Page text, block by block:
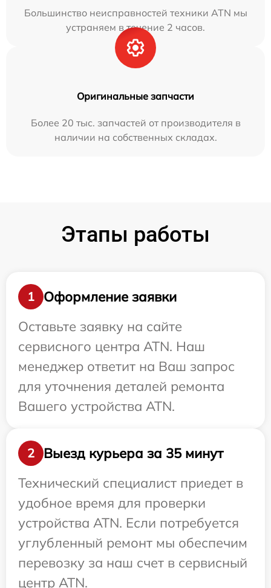
Большинство неисправностей техники ATN мы
устраняем в течение 2 часов.
Оригинальные запчасти
Более 20 тыс. запчастей от производителя в
наличии на собственных складах.
Этапы работы
1
Оформление заявки
Оставьте заявку на сайте
сервисного центра ATN. Наш
менеджер ответит на Ваш запрос
для уточнения деталей ремонта
Вашего устройства ATN.
2
Выезд курьера за 35 минут
Технический специалист приедет в
удобное время для проверки
устройства ATN. Если потребуется
углубленный ремонт мы обеспечим
перевозку за наш счет в сервисный
центр ATN.